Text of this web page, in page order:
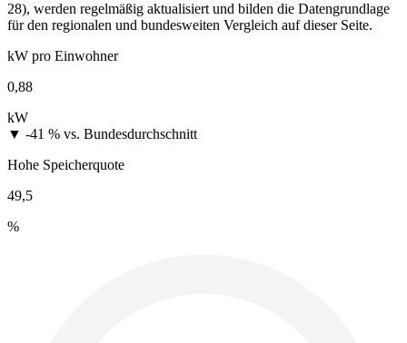
28), werden regelmäßig aktualisiert und bilden die Datengrundlage
für den regionalen und bundesweiten Vergleich auf dieser Seite.
kW pro Einwohner
0,88
kW
▼ -41 % vs. Bundesdurchschnitt
Hohe Speicherquote
49,5
%